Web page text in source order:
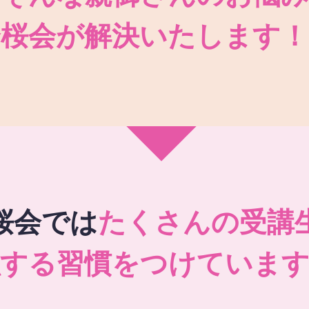
会が解決いたします！
会ではたくさんの受講
る習慣をつけています